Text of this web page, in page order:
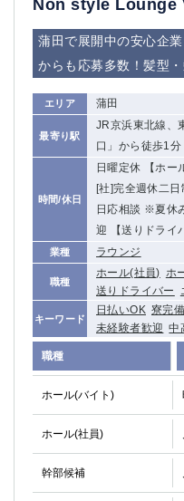
Non style Lounge
蒲田で展開中の安心企
からも応募多数！髪型
エリア 蒲田
最寄り駅
JR京浜東北線、
口」から徒歩1分
時間/休日
日曜定休 【ホー
[社]完全週休二
日応相談 ※夏休
迎 【送りドライ
業種 ラウンジ
職種
ホール(社員) ホ
送りドライバー
キーワード
日払いOK 寮完備
未経験者歓迎 中
職種
ホール(バイト)
ホール(社員)
幹部候補
神奈川県
関内
川崎
本厚木
藤沢
武蔵小杉
小田原
関内・馬車道・日ノ出町
元住吉
大船
厚木
桜木町
埼玉県
大宮
志木
草加
所沢